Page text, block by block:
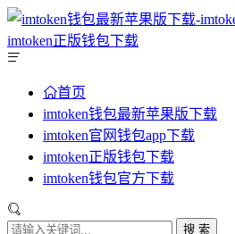
首页
imtoken钱包最新苹果版下载
imtoken官网钱包app下载
imtoken正版钱包下载
imtoken钱包官方下载
搜 索